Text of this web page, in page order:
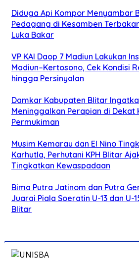
Diduga Api Kompor Menyambar
Pedagang di Kesamben
Luka Bakar
VP KAI Daop 7 Madiun Lakukan
Madiun–Kertosono, Cek Kondisi
hingga Persinyalan
Damkar Kabupaten Blitar
Meninggalkan Perapian di Dekat
Permukiman
Musim Kemarau dan El Nino
Karhutla, Perhutani KPH Blitar
Tingkatkan Kewaspadaan
Bima Putra Jatinom dan Putra
Juarai Piala Soeratin U-13 dan U-
Blitar